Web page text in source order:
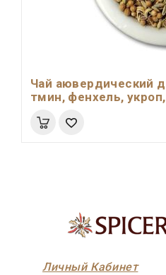
Чай аювердический
тмин, фенхель,
Личный Кабинет